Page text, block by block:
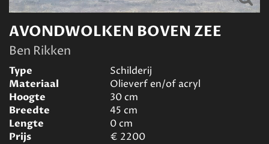
AVONDWOLKEN BOVEN ZEE
Ben Rikken
Type
Schilderij
Materiaal
Olieverf en/of acryl
Hoogte
30cm
Breedte
45 cm
Lengte
0cm
Prijs
€ 2200